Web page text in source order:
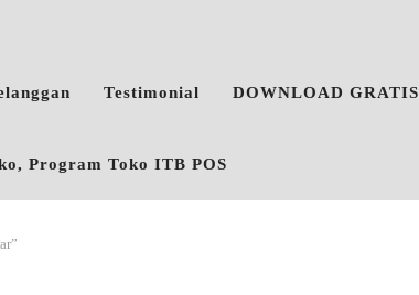
Testimonial DOWNLOAD GRATIS
Program Toko ITB POS